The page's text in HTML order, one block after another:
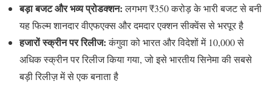
बड़ा बजट और भव्य प्रोडक्शन:लगभग ₹350 करोड़ के भारी बजट से बनी
यह फिल्म शानदार वीएफएक्स और दमदार एक्शन सीक्वेंस से भरपूर है
हजारों स्क्रीन पर रिलीज:कंगुवा को भारत और विदेशों में 10,000 से
अधिक स्क्रीन पर रिलीज किया गया, जो इसे भारतीय सिनेमा की सबसे
बड़ी रिलीज़ में से एक बनाता है